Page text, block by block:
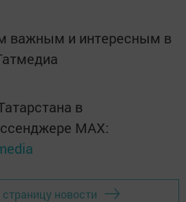
важным и интересным в
в
MАХ:
новости